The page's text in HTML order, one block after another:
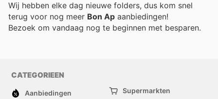
Wij hebben elke dag nieuwe folders, dus kom snel
terug voor nog meer Bon Ap aanbiedingen!
Bezoek om vandaag nog te beginnen met besparen.
CATEGORIEEN
Aanbiedingen
Supermarkten